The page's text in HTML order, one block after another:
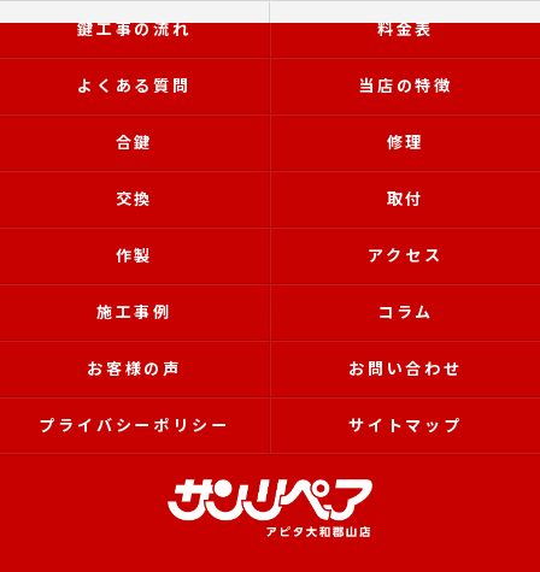
鍵工事の流れ 料金表
よくある質問 当店の特徴
合鍵 修理
交換 取付
作製 アクセス
施工事例 コラム
お客様の声 お問い合わせ
プライバシーポリシー サイトマップ